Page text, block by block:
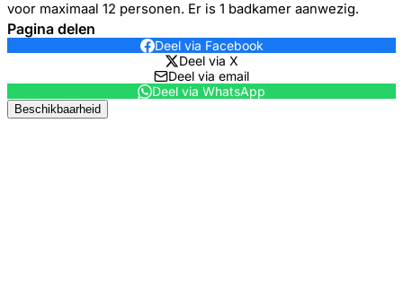
voor maximaal 12 personen. Er is 1 badkamer aanwezig.
Pagina delen
Deel via Facebook
Deel via X
Deel via email
Deel via WhatsApp
Beschikbaarheid